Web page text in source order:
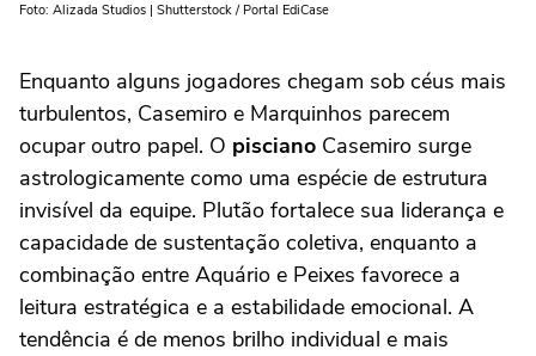
Foto: Alizada Studios | Shutterstock / Portal EdiCase
Enquanto alguns jogadores chegam sob céus mais
turbulentos, Casemiro e Marquinhos parecem
ocupar outro papel. O pisciano Casemiro surge
astrologicamente como uma espécie de estrutura
invisível da equipe. Plutão fortalece sua liderança e
capacidade de sustentação coletiva, enquanto a
combinação entre Aquário e Peixes favorece a
leitura estratégica e a estabilidade emocional. A
tendência é de menos brilho individual e mais